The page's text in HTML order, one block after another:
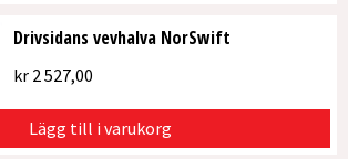
Drivsidans vevhalva NorSwift
kr2 527,00
Lägg till i varukorg